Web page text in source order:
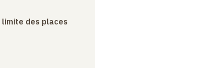
limite des places